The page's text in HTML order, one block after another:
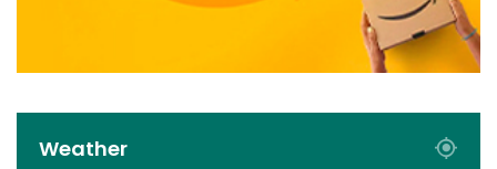
Weather